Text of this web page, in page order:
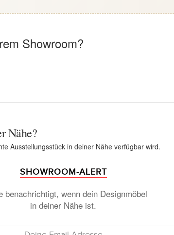
Showroom?
Nähe?
Ausstellungsstück in deiner Nähe verfügbar wird.
SHOWROOM-ALERT
benachrichtigt, wenn dein Designmöbel
in deiner Nähe ist.